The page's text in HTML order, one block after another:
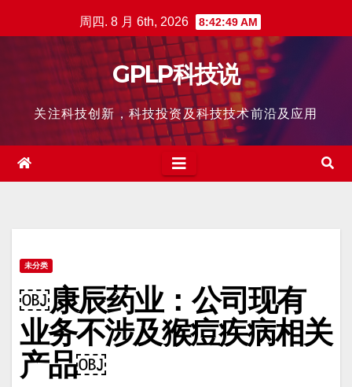
至
周四. 8 月 6th, 2026 8:42:50 AM
GPLP科技说
关注科技创新，科技投资及科技技术前沿及应用
未分类
￼康辰药业：公司现有
业务不涉及猴痘疾病相关
产品￼